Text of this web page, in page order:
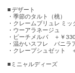
■ デザート
・季節のタルト（桃）
・クレームブリュレ ミッ
・ウーアラネージュ
・ピーチメルバ ＋￥
・温かいスフレ バニ
・クレープシュゼット
■ミニャルディーズ